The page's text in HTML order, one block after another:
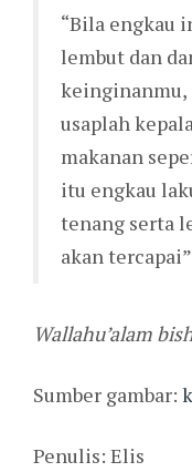
“Bila engkau
lembut dan
keinginanmu,
usaplah
makanan
itu engkau
tenang serta
akan
Wallahu’alam
Sumber gambar:
Penulis: Elis